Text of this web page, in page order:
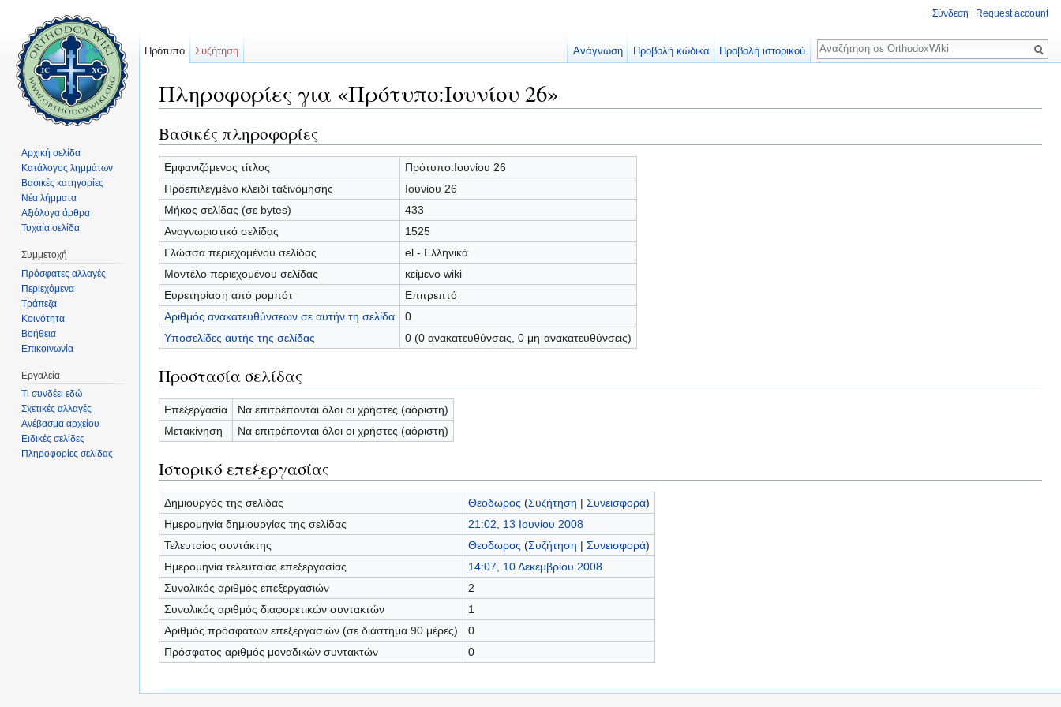
Πληροφορίες για «Πρότυπο:Ιουνίου 26»
Βασικές πληροφορίες
Εμφανιζόμενος τίτλος
Πρότυπο:Ιουνίου 26
Προεπιλεγμένο κλειδί ταξινόμησης
Ιουνίου 26
Μήκος σελίδας (σε bytes)
433
Αναγνωριστικό σελίδας
1525
Γλώσσα περιεχομένου σελίδας
el - Ελληνικά
Μοντέλο περιεχομένου σελίδας
κείμενο wiki
Ευρετηρίαση από ρομπότ
Επιτρεπτό
Αριθμός ανακατευθύνσεων σε αυτήν τη σελίδα
0
Υποσελίδες αυτής της σελίδας
0 (0 ανακατευθύνσεις, 0 μη-ανακατευθύνσεις)
Προστασία σελίδας
Επεξεργασία
Να επιτρέπονται όλοι οι χρήστες (αόριστη)
Μετακίνηση
Να επιτρέπονται όλοι οι χρήστες (αόριστη)
Ιστορικό επεξεργασίας
Δημιουργός της σελίδας Θεοδωρος (Συζήτηση | Συνεισφορά)
Ημερομηνία δημιουργίας της σελίδας
21:02, 13 Ιουνίου 2008
Τελευταίος συντάκτης
Θεοδωρος (Συζήτηση | Συνεισφορά)
Ημερομηνία τελευταίας επεξεργασίας
14:07, 10 Δεκεμβρίου 2008
Συνολικός αριθμός επεξεργασιών
2
Συνολικός αριθμός διαφορετικών συντακτών
1
Αριθμός πρόσφατων επεξεργασιών (σε διάστημα 90 μέρες)
0
Πρόσφατος αριθμός μοναδικών συντακτών
0
Σύνδεση Request account
Πρότυπο Συζήτηση Ανάγνωση Προβολή κώδικα Προβολή ιστορικού
Αναζήτηση
Αρχική σελίδα
Κατάλογος λημμάτων
Βασικές κατηγορίες
Νέα λήμματα
Αξιόλογα άρθρα
Τυχαία σελίδα
Συμμετοχή
Πρόσφατες αλλαγές
Περιεχόμενα
Τράπεζα
Κοινότητα
Βοήθεια
Επικοινωνία
Εργαλεία
Τι συνδέει εδώ
Σχετικές αλλαγές
Ανέβασμα αρχείου
Ειδικές σελίδες
Πληροφορίες σελίδας